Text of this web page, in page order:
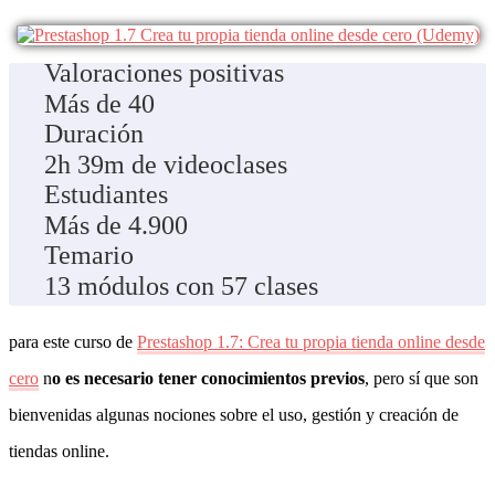
Valoraciones positivas
Más de 40
Duración
2h 39m de videoclases
Estudiantes
Más de 4.900
Temario
13 módulos con 57 clases
para este curso de Prestashop 1.7: Crea tu propia tienda online desde
cero no es necesario tener conocimientos previos, pero sí que son
bienvenidas algunas nociones sobre el uso, gestión y creación de
tiendas online.